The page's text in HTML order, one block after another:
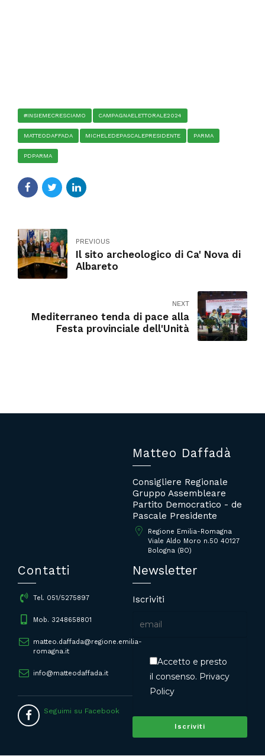
#INSIEMECRESCIAMO CAMPAGNAELETTORALE2024
MATTEODAFFADA MICHELEDEPASCALEPRESIDENTE PARMA
PDPARMA
PREVIOUS
Il sito archeologico di Ca' Nova di
Albareto
NEXT
Mediterraneo tenda di pace alla
Festa provinciale dell'Unità
Matteo Daffadà
Consigliere Regionale
Gruppo Assembleare
Partito Democratico - de
Pascale Presidente
Regione Emilia-Romagna
Viale Aldo Moro n.50 40127
Bologna (BO)
Contatti
Tel. 051/5275897
Mob. 3248658801
matteo.daffada@regione.emilia-
romagna.it
info@matteodaffada.it
Seguimi su Facebook
Newsletter
Iscriviti
Accetto e presto
il consenso. Privacy
Policy